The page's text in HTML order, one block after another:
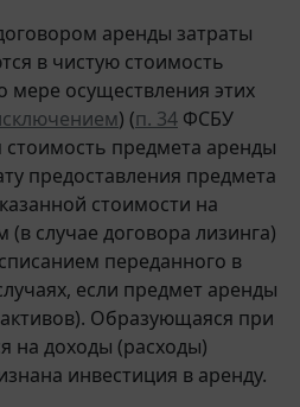
аренды затраты
в чистую стоимость
мере осуществления этих
) (п. 34 ФСБУ
стоимость предмета аренды
предоставления предмета
стоимости на
случае договора лизинга)
переданного в
если предмет аренды
Образующаяся при
на доходы (расходы)
инвестиция в аренду.